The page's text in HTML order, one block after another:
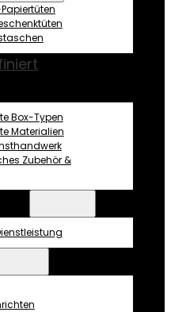
Box-Typen
Materialien
Zubehör &